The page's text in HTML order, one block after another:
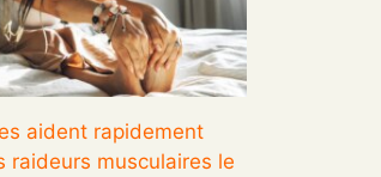
aident rapidement
raideurs musculaires le